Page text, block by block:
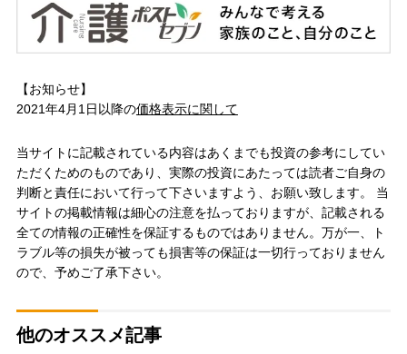
【お知らせ】
2021年4月1日以降の価格表示に関して
当サイトに記載されている内容はあくまでも投資の参考にしてい
ただくためのものであり、実際の投資にあたっては読者ご自身の
判断と責任において行って下さいますよう、お願い致します。 当
サイトの掲載情報は細心の注意を払っておりますが、記載される
全ての情報の正確性を保証するものではありません。万が一、ト
ラブル等の損失が被っても損害等の保証は一切行っておりません
ので、予めご了承下さい。
他のオススメ記事